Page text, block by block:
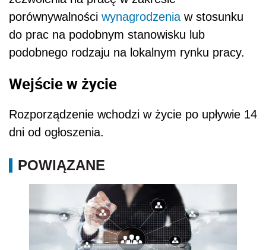
porównywalności wynagrodzenia w stosunku
do prac na podobnym stanowisku lub
podobnego rodzaju na lokalnym rynku pracy.
Wejście w życie
Rozporządzenie wchodzi w życie po upływie 14
dni od ogłoszenia.
POWIĄZANE